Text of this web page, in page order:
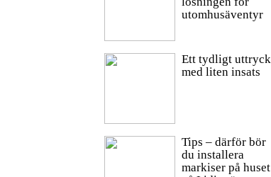
utomhusäventyr
Ett tydligt uttryck
med liten insats
Tips – därför bör
du installera
markiser på huset